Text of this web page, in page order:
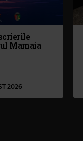
Mamaia
2026